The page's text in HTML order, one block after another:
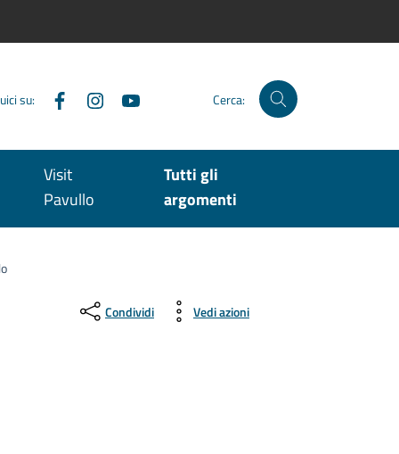
su: FacebookInstagram Cerca:
Visit
Pavullo
Tutti gli
argomenti
Condividi Vedi azioni